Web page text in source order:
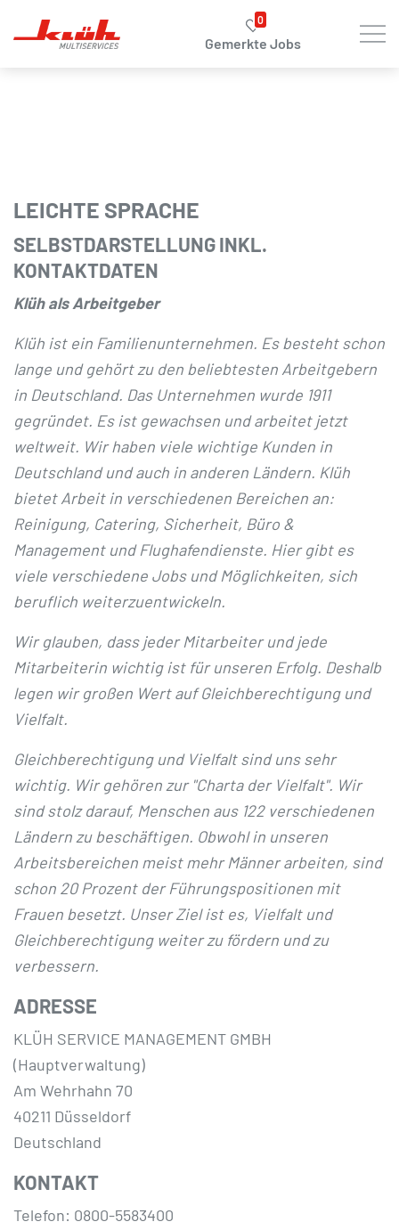
0
Gemerkte Jobs
LEICHTE SPRACHE
SELBSTDARSTELLUNG INKL.
KONTAKTDATEN
Klüh als Arbeitgeber
Klüh ist ein Familienunternehmen. Es besteht schon
lange und gehört zu den beliebtesten Arbeitgebern
in Deutschland. Das Unternehmen wurde 1911
gegründet. Es ist gewachsen und arbeitet jetzt
weltweit. Wir haben viele wichtige Kunden in
Deutschland und auch in anderen Ländern. Klüh
bietet Arbeit in verschiedenen Bereichen an:
Reinigung, Catering, Sicherheit, Büro &
Management und Flughafendienste. Hier gibt es
viele verschiedene Jobs und Möglichkeiten, sich
beruflich weiterzuentwickeln.
Wir glauben, dass jeder Mitarbeiter und jede
Mitarbeiterin wichtig ist für unseren Erfolg. Deshalb
legen wir großen Wert auf Gleichberechtigung und
Vielfalt.
Gleichberechtigung und Vielfalt sind uns sehr
wichtig. Wir gehören zur "Charta der Vielfalt". Wir
sind stolz darauf, Menschen aus 122 verschiedenen
Ländern zu beschäftigen. Obwohl in unseren
Arbeitsbereichen meist mehr Männer arbeiten, sind
schon 20 Prozent der Führungspositionen mit
Frauen besetzt. Unser Ziel ist es, Vielfalt und
Gleichberechtigung weiter zu fördern und zu
verbessern.
ADRESSE
KLÜH SERVICE MANAGEMENT GMBH
(Hauptverwaltung)
Am Wehrhahn 70
40211 Düsseldorf
Deutschland
KONTAKT
Telefon: 0800-5583400